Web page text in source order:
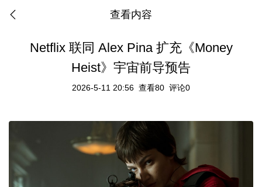
查看内容
Netflix 联同 Alex Pina 扩充《Money
Heist》宇宙前导预告
2026-5-11 20:56 查看80 评论0